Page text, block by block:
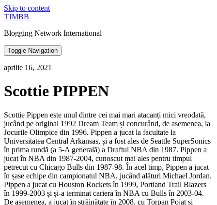
Skip to content
TJMBB
Blogging Network International
Toggle Navigation
aprilie 16, 2021
Scottie PIPPEN
Scottie Pippen este unul dintre cei mai mari atacanți mici vreodată,
jucând pe original 1992 Dream Team și concurând, de asemenea, la
Jocurile Olimpice din 1996. Pippen a jucat la facultate la
Universitatea Central Arkansas, și a fost ales de Seattle SuperSonics
în prima rundă (a 5-A generală) a Draftul NBA din 1987. Pippen a
jucat în NBA din 1987-2004, cunoscut mai ales pentru timpul
petrecut cu Chicago Bulls din 1987-98. În acel timp, Pippen a jucat
în șase echipe din campionatul NBA, jucând alături Michael Jordan.
Pippen a jucat cu Houston Rockets în 1999, Portland Trail Blazers
în 1999-2003 și și-a terminat cariera în NBA cu Bulls în 2003-04.
De asemenea, a jucat în străinătate în 2008, cu Torpan Pojat și